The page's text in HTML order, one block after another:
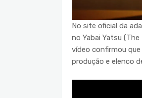
No site oficial da
no Yabai Yatsu
vídeo confirmou
produção e elenco